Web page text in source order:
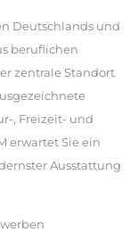
Deutschlands und
beruflichen
zentrale Standort
, Freizeit- und
erwartet Sie ein
Ausstattung